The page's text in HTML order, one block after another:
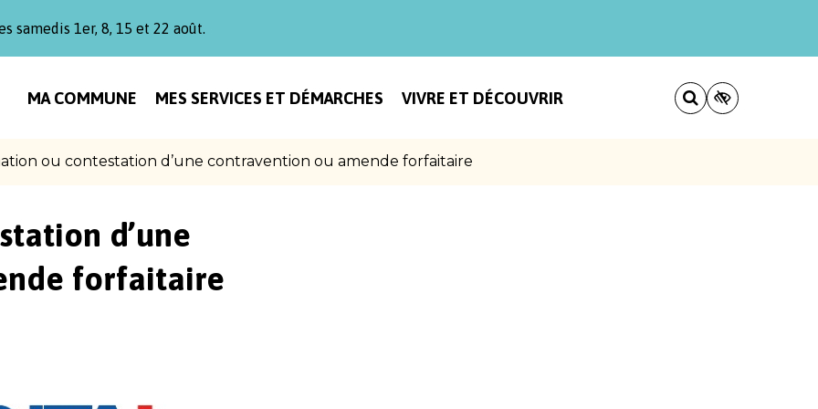
samedis 1er, 8, 15 et 22 août.
MA COMMUNE MES SERVICES ET DÉMARCHES VIVRE ET DÉCOUVRIR
ou contestation d’une contravention ou amende forfaitaire
d’une
forfaitaire